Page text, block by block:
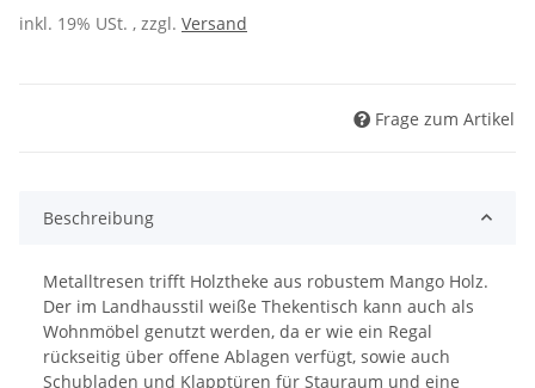
inkl. 19% USt. , zzgl. Versand
Frage zum Artikel
Beschreibung
Metalltresen trifft Holztheke aus robustem Mango Holz.
Der im Landhausstil weiße Thekentisch kann auch als
Wohnmöbel genutzt werden, da er wie ein Regal
rückseitig über offene Ablagen verfügt, sowie auch
Schubladen und Klapptüren für Stauraum und eine